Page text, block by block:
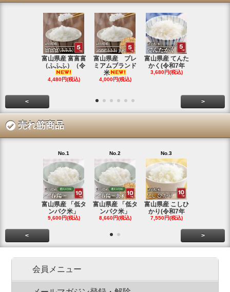
富山県産 富富富
（ふふふ）（令
4,480円(税込)
富山県産 プレ
ミアムブランド
米
4,000円(税込)
富山県産 てんた
かく(令和7年
3,680円(税込)
< >
売れ筋商品
No.1
富山県産 「低タ
ンパク米」
9,600円(税込)
No.2
富山県産 「低タ
ンパク米」
8,660円(税込)
No.3
富山県産 こしひ
かり(令和7年
7,550円(税込)
< >
会員メニュー